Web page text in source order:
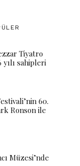
Tiyatro
yılı sahipleri
60.
Ronson ile
Müzesi’nde